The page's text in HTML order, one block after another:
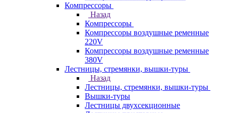
Компрессоры
Назад
Компрессоры
Компрессоры воздушные ременные
220V
Компрессоры воздушные ременные
380V
Лестницы, стремянки, вышки-туры
Назад
Лестницы, стремянки, вышки-туры
Вышки-туры
Лестницы двухсекционные